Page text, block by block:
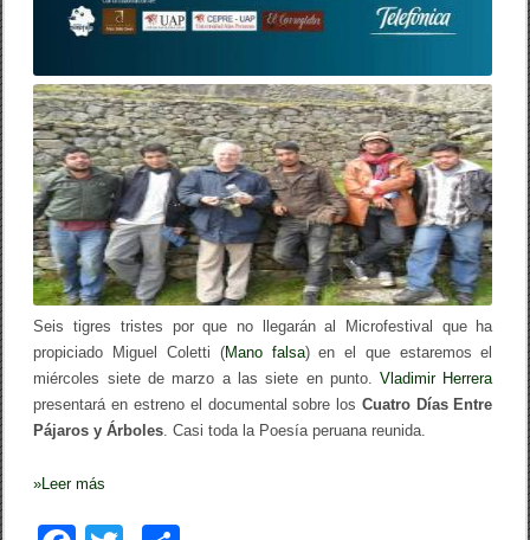
P
á
r
o
s
y
Á
r
b
o
l
e
s
Seis tigres tristes por que no llegarán al Microfestival que ha
propiciado Miguel Coletti (Mano falsa) en el que estaremos el
miércoles siete de marzo a las siete en punto.Vladimir Herrera
presentará en estreno el documental sobre los Cuatro Días Entre
Pájaros y Árboles. Casi toda la Poesía peruana reunida.
»Leer más